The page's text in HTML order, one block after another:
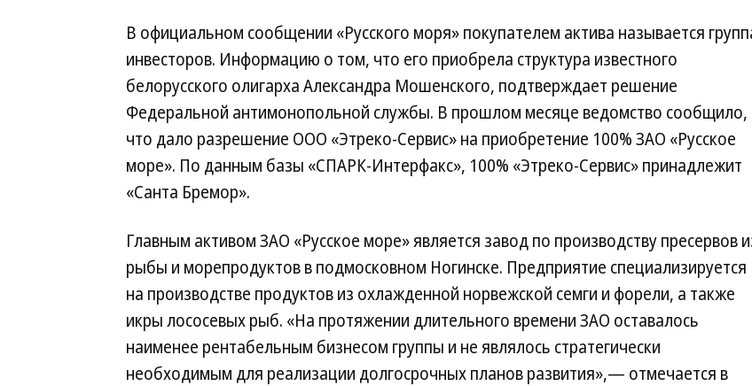
В официальном сообщении «Русского моря» покупателем актива называется
инвесторов. Информацию о том, что его приобрела структура известного
белорусского олигарха Александра Мошенского, подтверждает решение
Федеральной антимонопольной службы. В прошлом месяце ведомство сообщило,
что дало разрешение ООО «Этреко-Сервис» на приобретение 100% ЗАО «Русское
море». По данным базы «СПАРК-Интерфакс», 100% «Этреко-Сервис» принадлежит
«Санта Бремор».
Главным активом ЗАО «Русское море» является завод по производству пресервов
рыбы и морепродуктов в подмосковном Ногинске. Предприятие специализируется
на производстве продуктов из охлажденной норвежской семги и форели, а также
икры лососевых рыб. «На протяжении длительного времени ЗАО оставалось
наименее рентабельным бизнесом группы и не являлось стратегически
необходимым для реализации долгосрочных планов развития»,— отмечается в